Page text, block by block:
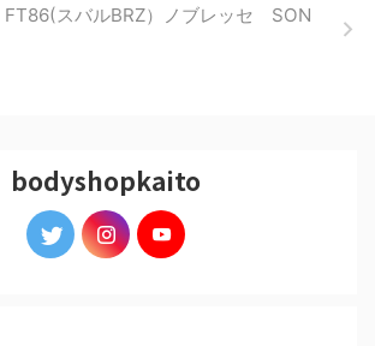
スバルBRZ）ノブレッセ SON
bodyshopkaito